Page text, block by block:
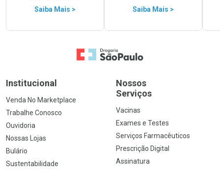
Saiba Mais > Saiba Mais >
Ir para a Home
Institucional
Venda No Marketplace
Trabalhe Conosco
Ouvidoria
Nossas Lojas
Bulário
Sustentabilidade
Nossos
Serviços
Vacinas
Exames e Testes
Serviços Farmacêuticos
Prescrição Digital
Assinatura